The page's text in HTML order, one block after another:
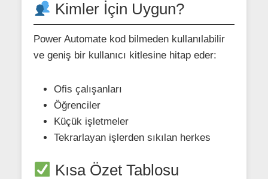
Kimler İçin Uygun?
Power Automate kod bilmeden kullanılabilir
ve geniş bir kullanıcı kitlesine hitap eder:
Ofis çalışanları
Öğrenciler
Küçük işletmeler
Tekrarlayan işlerden sıkılan herkes
Kısa Özet Tablosu